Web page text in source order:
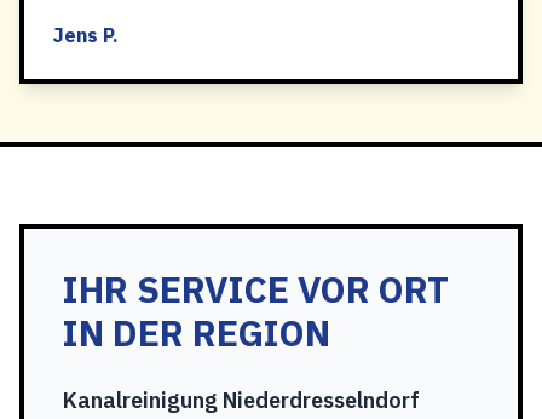
Jens P.
IHR SERVICE VOR ORT
IN DER REGION
Kanalreinigung Niederdresselndorf